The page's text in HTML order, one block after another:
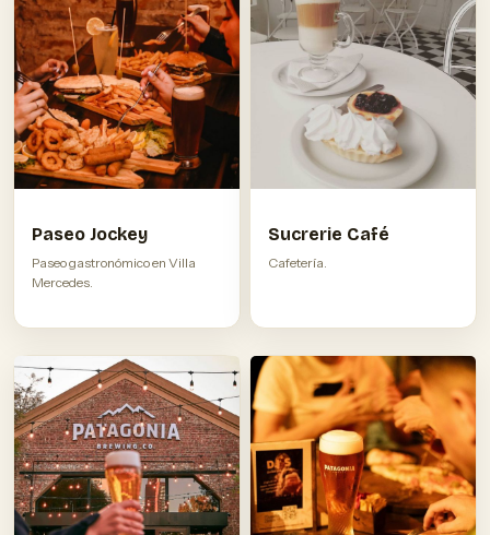
Paseo Jockey
Paseo gastronómico en Villa
Mercedes.
Sucrerie Café
Cafetería.